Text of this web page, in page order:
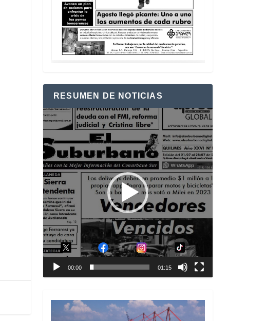
RESUMEN DE NOTICIAS
Reproductor
de
vídeo
00:00 01:15